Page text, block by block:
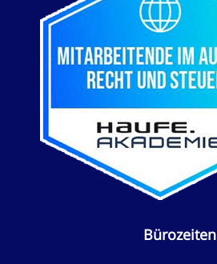
Bürozeiten